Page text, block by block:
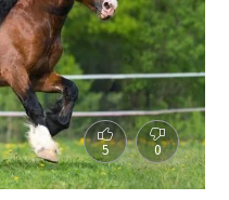
5 0